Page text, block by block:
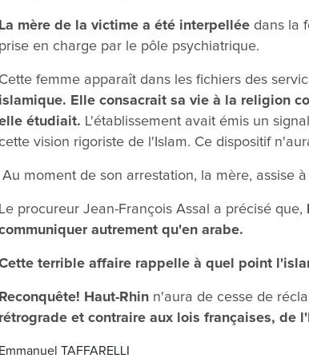
La mère de la victime a été interpellée dans la
prise en charge par le pôle psychiatrique.
Cette femme apparaît dans les fichiers des
islamique. Elle consacrait sa vie à la religion
étudiait. L'établissement avait émis un
cette vision rigoriste de l'Islam. Ce dispositif
Au moment de son arrestation, la mère, assise
Le procureur Jean-François Assal a précisé que,
autrement qu'en arabe.
terrible affaire rappelle à quel point
Reconquête! Haut-Rhin n'aura de cesse de
rétrograde et contraire aux lois françaises, de
Emmanuel TAFFARELLI